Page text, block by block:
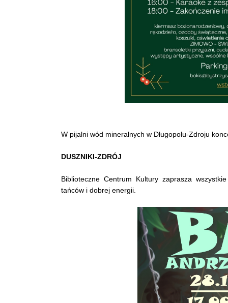
W pijalni wód mineralnych w Długopolu-Zdroju
DUSZNIKI-ZDRÓJ
Biblioteczne Centrum Kultury zaprasza
tańców i dobrej energii.